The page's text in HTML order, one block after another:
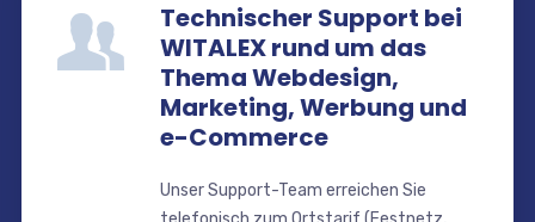
Technischer Support bei
WITALEX rund um das
Thema Webdesign,
Marketing, Werbung und
e-Commerce
Unser Support-Team erreichen Sie